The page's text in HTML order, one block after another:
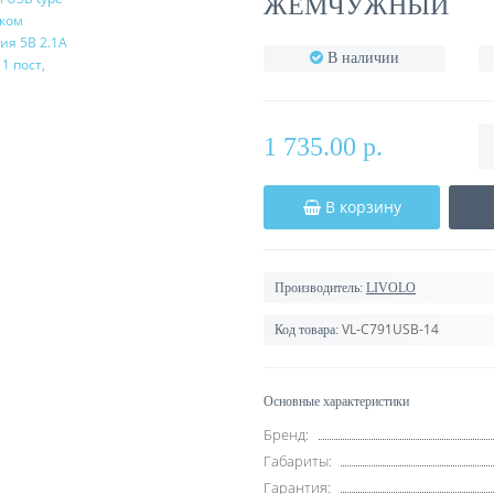
В наличии
1 735.00 р.
В корзину
Производитель: LIVOLO
Код товара: VL-C791USB-14
Основные характеристики
Бренд:
Габариты:
Гарантия: